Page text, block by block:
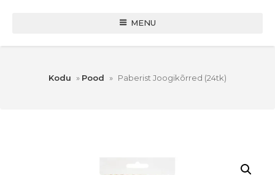
MENU
Kodu » Pood » Paberist Joogikõrred (24tk)